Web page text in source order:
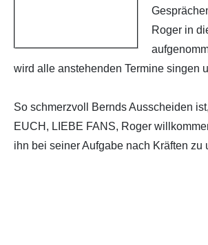
Roger in
wird alle anstehenden Termine singen
So schmerzvoll Bernds Ausscheiden
EUCH, LIEBE FANS, Roger
ihn bei seiner Aufgabe nach Kräften zu